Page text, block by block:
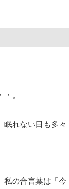
・。
眠れない日も多々
私の合言葉は「今